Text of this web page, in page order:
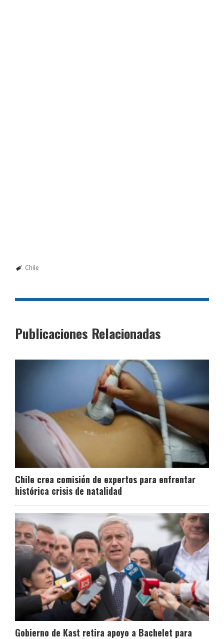
Chile
Publicaciones Relacionadas
Chile crea comisión de expertos para enfrentar
histórica crisis de natalidad
Gobierno de Kast retira apoyo a Bachelet para